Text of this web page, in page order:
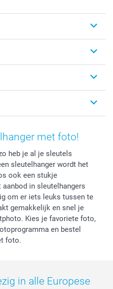
met foto!
heb je al je sleutels
sleutelhanger wordt het
ook een stukje
in sleutelhangers
om er iets leuks tussen te
gemakkelijk en snel je
Kies je favoriete foto,
en bestel
foto.
in alle Europese